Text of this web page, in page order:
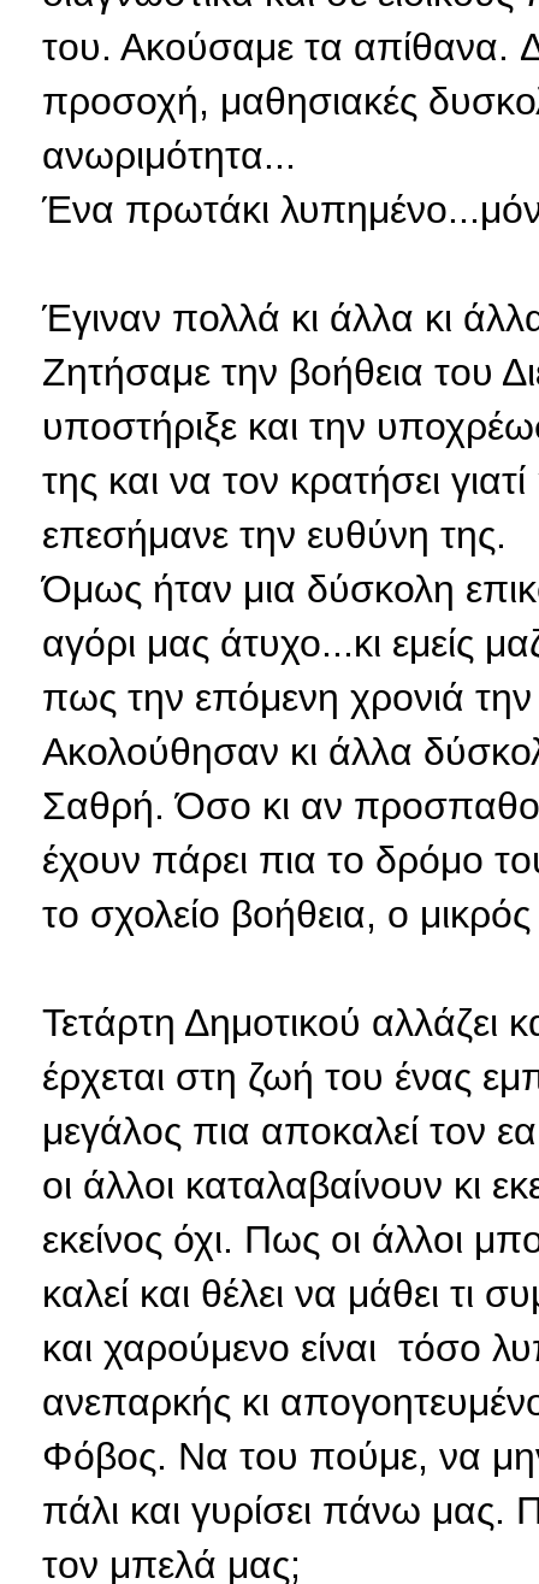
του. Ακούσαμε τα απίθανα.
προσοχή, μαθησιακές
ανωριμότητα...
Ένα πρωτάκι
Έγιναν πολλά κι άλλα κι
Ζητήσαμε την βοήθεια του
υποστήριξε και την
της και να τον κρατήσει
επεσήμανε την ευθύνη της.
Όμως ήταν μια δύσκολη
αγόρι μας άτυχο...κι εμείς
πως την επόμενη χρονιά
Ακολούθησαν κι άλλα
Σαθρή. Όσο κι αν
έχουν πάρει πια το δρόμο
το σχολείο βοήθεια, ο
Τετάρτη Δημοτικού αλλάζει
έρχεται στη ζωή του ένας
μεγάλος πια αποκαλεί τον
οι άλλοι καταλαβαίνουν κι
εκείνος όχι. Πως οι άλλοι
καλεί και θέλει να μάθει τι
και χαρούμενο είναι τόσο
ανεπαρκής κι
Φόβος. Να του πούμε, να
πάλι και γυρίσει πάνω
τον μπελά μας;